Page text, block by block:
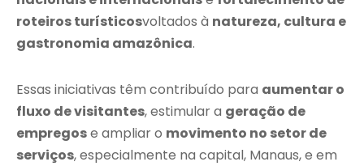
roteiros turísticosvoltados à natureza, cultura e
gastronomia amazônica.
Essas iniciativas têm contribuído para aumentar o
fluxo de visitantes, estimular a geração de
empregose ampliar o movimento no setor de
serviços, especialmente na capital, Manaus, e em